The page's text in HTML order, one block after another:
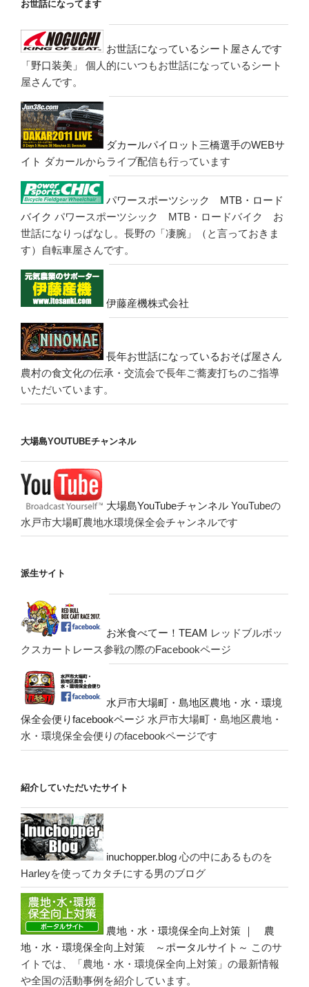
お世話になってます
お世話になっているシート屋さんです
「野口装美」
個人的にいつもお世話になっているシート
屋さんです。
ダカールパイロット三橋選手のWEBサ
イト ダカールからライブ配信も行っています
パワースポーツシック MTB・ロード
バイク パワースポーツシック MTB・ロードバイク お
世話になりっぱなし。長野の「凄腕」（と言っておきま
す）自転車屋さんです。
伊藤産機株式会社
長年お世話になっているおそば屋さん
農村の食文化の伝承・交流会で長年ご蕎麦打ちのご指導
いただいています。
大場島YOUTUBEチャンネル
大場島YouTubeチャンネル YouTubeの
水戸市大場町農地水環境保全会チャンネルです
派生サイト
お米食べてー！TEAM レッドブルボッ
クスカートレース参戦の際のFacebookページ
水戸市大場町・島地区農地・水・環境
保全会便りfacebookページ 水戸市大場町・島地区農地・
水・環境保全会便りのfacebookページです
紹介していただいたサイト
inuchopper.blog 心の中にあるものを
Harleyを使ってカタチにする男のブログ
農地・水・環境保全向上対策 ｜ 農
地・水・環境保全向上対策 ～ポータルサイト～ このサ
イトでは、「農地・水・環境保全向上対策」の最新情報
や全国の活動事例を紹介しています。